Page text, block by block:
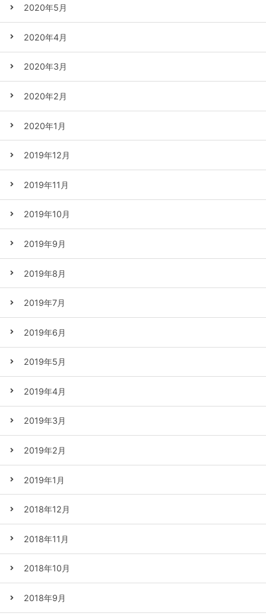
2020年5月
2020年4月
2020年3月
2020年2月
2020年1月
2019年12月
2019年11月
2019年10月
2019年9月
2019年8月
2019年7月
2019年6月
2019年5月
2019年4月
2019年3月
2019年2月
2019年1月
2018年12月
2018年11月
2018年10月
2018年9月